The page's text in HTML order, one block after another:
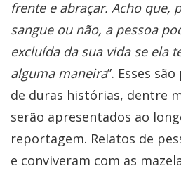
frente e abraçar. Acho que,
sangue ou não, a pessoa
excluída da sua vida se ela
alguma maneira”. Esses
de duras histórias, dentre
serão apresentados ao
reportagem. Relatos de
e conviveram com as